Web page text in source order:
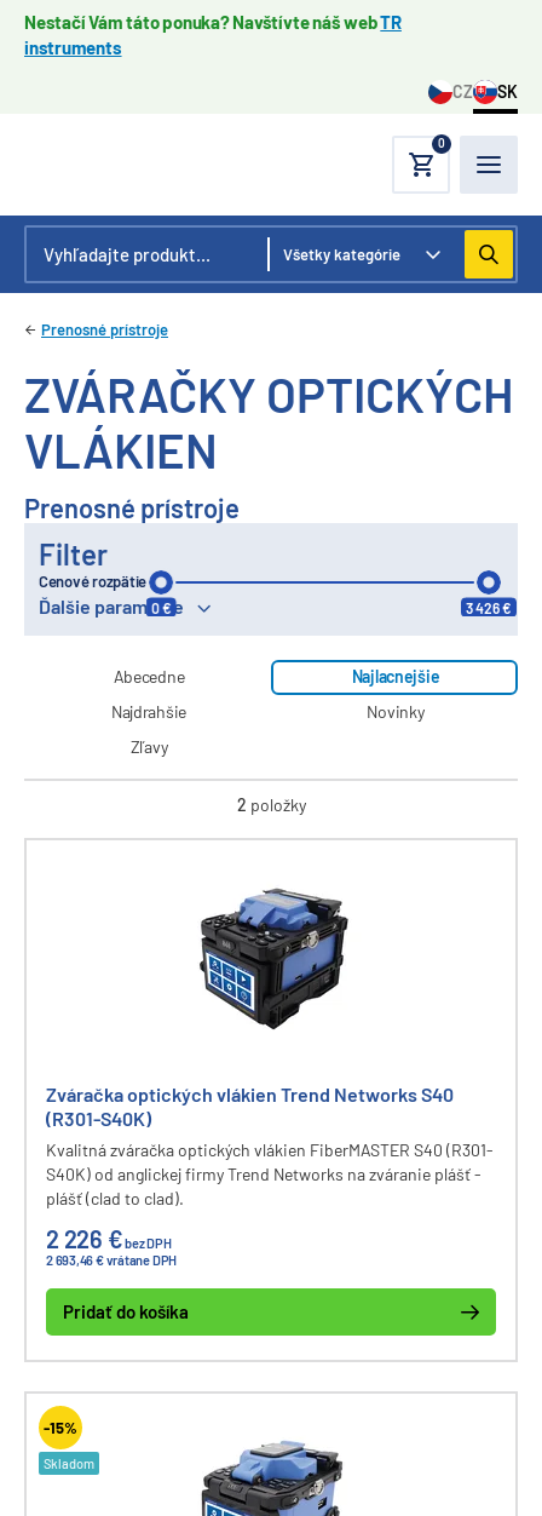
Nestačí Vám táto ponuka? Navštívte náš webTR
instruments
CZ SK
0
Prenosné prístroje
ZVÁRAČKY OPTICKÝCH
VLÁKIEN
Prenosné prístroje
Filter
Cenové rozpätie
0 € 3 426 €
Ďalšie parametre
Abecedne
Najlacnejšie
Najdrahšie
Novinky
Zľavy
2 položky
Zváračka optických vlákien Trend Networks S40
(R301-S40K)
Kvalitná zváračka optických vlákien FiberMASTER S40 (R301-
S40K) od anglickej firmy Trend Networks na zváranie plášť -
plášť (clad to clad).
2 226 €bez DPH
2 693,46 € vrátane DPH
Pridať do košíka
-15%
Skladom